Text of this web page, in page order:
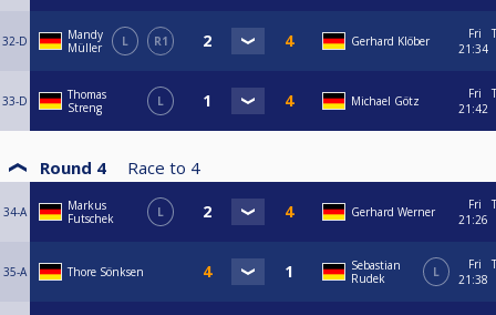
32-D
Mandy
Müller
L R1 Gerhard Klöber
Fri
21:34
33-D
Thomas
Streng
L Michael Götz
Fri
21:42
Round 4 Race to 4
34-A
Markus
Futschek
L Gerhard Werner
Fri
21:26
35-A Thore Sönksen
Sebastian
Rudek
L
Fri
21:38